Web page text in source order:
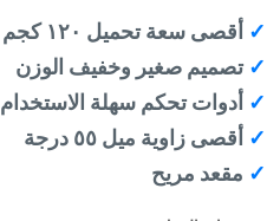
✓ أقصى سعة تحميل ١٢٠ كجم
✓ تصميم صغير وخفيف الوزن
✓ أدوات تحكم سهلة الاستخدام
✓ أقصى زاوية ميل ٥٥ درجة
✓ مقعد مريح